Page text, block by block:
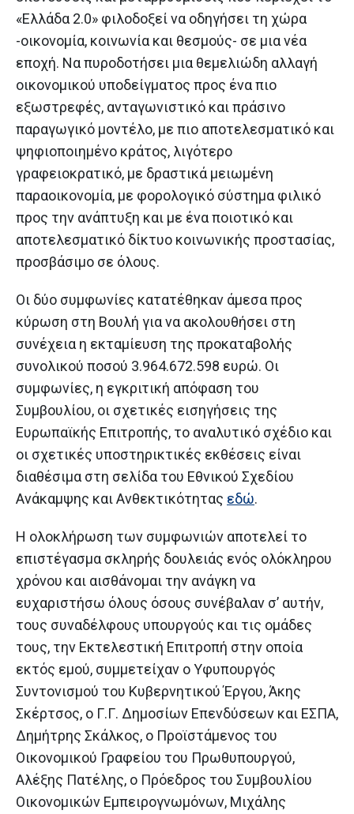
«Ελλάδα 2.0» φιλοδοξεί να οδηγήσει τη χώρα
-οικονομία, κοινωνία και θεσμούς- σε μια νέα
εποχή. Να πυροδοτήσει μια θεμελιώδη αλλαγή
οικονομικού υποδείγματος προς ένα πιο
εξωστρεφές, ανταγωνιστικό και πράσινο
παραγωγικό μοντέλο, με πιο αποτελεσματικό και
ψηφιοποιημένο κράτος, λιγότερο
γραφειοκρατικό, με δραστικά μειωμένη
παραοικονομία, με φορολογικό σύστημα φιλικό
προς την ανάπτυξη και με ένα ποιοτικό και
αποτελεσματικό δίκτυο κοινωνικής προστασίας,
προσβάσιμο σε όλους.
Οι δύο συμφωνίες κατατέθηκαν άμεσα προς
κύρωση στη Βουλή για να ακολουθήσει στη
συνέχεια η εκταμίευση της προκαταβολής
συνολικού ποσού 3.964.672.598 ευρώ. Οι
συμφωνίες, η εγκριτική απόφαση του
Συμβουλίου, οι σχετικές εισηγήσεις της
Ευρωπαϊκής Επιτροπής, το αναλυτικό σχέδιο και
οι σχετικές υποστηρικτικές εκθέσεις είναι
διαθέσιμα στη σελίδα του Εθνικού Σχεδίου
Ανάκαμψης και Ανθεκτικότητας εδώ.
Η ολοκλήρωση των συμφωνιών αποτελεί το
επιστέγασμα σκληρής δουλειάς ενός ολόκληρου
χρόνου και αισθάνομαι την ανάγκη να
ευχαριστήσω όλους όσους συνέβαλαν σ’ αυτήν,
τους συναδέλφους υπουργούς και τις ομάδες
τους, την Εκτελεστική Επιτροπή στην οποία
εκτός εμού, συμμετείχαν ο Υφυπουργός
Συντονισμού του Κυβερνητικού Έργου, Άκης
Σκέρτσος, ο Γ.Γ. Δημοσίων Επενδύσεων και ΕΣΠΑ,
Δημήτρης Σκάλκος, ο Προϊστάμενος του
Οικονομικού Γραφείου του Πρωθυπουργού,
Αλέξης Πατέλης, ο Πρόεδρος του Συμβουλίου
Οικονομικών Εμπειρογνωμόνων, Μιχάλης